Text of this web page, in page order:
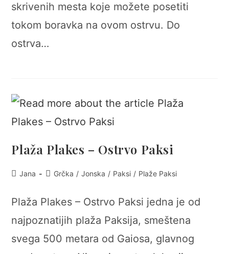
skrivenih mesta koje možete posetiti
tokom boravka na ovom ostrvu. Do
ostrva…
Plaža Plakes – Ostrvo Paksi
PostJana
PostGrčka / Jonska / Paksi / Plaže Paksi
Plaža Plakes – Ostrvo Paksi jedna je od
najpoznatijih plaža Paksija, smeštena
svega 500 metara od Gaiosa, glavnog